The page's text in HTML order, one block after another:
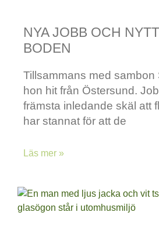
NYA JOBB OCH
BODEN
Tillsammans med sambon
hon hit från Östersund.
främsta inledande skäl att
har stannat för att de
Läs mer »